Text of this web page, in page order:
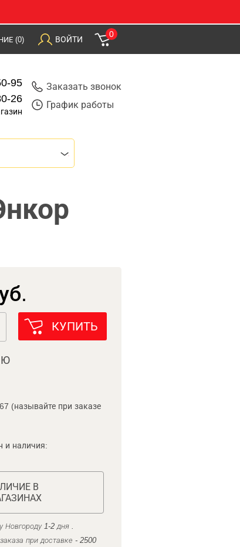
(0) ВОЙТИ
0
95
26
Заказать звонок
График работы
КУПИТЬ
(называйте при заказе
и наличия:
В
1-2 дня .
при доставке - 2500